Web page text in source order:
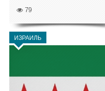
79
ИЗРАИЛЬ